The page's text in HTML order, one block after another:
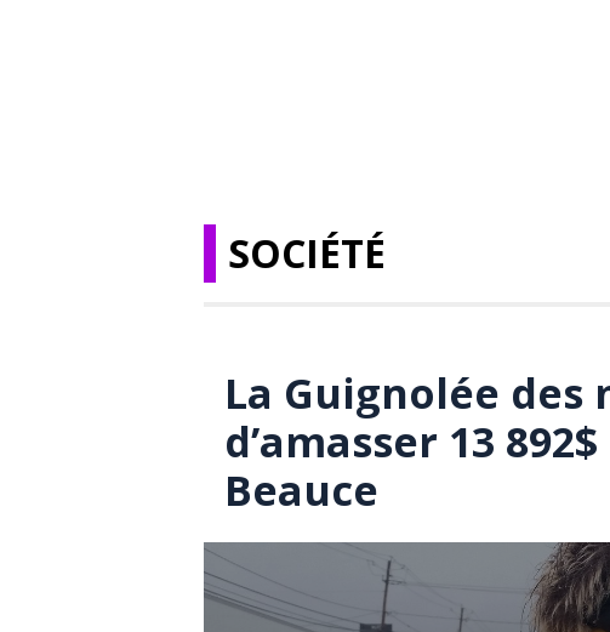
SOCIÉTÉ
La Guignolée
d’amasser 13
Beauce